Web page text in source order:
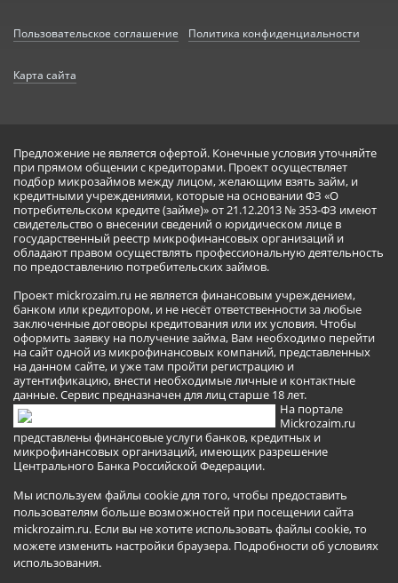
Пользовательское соглашение Политика конфиденциальности
Карта сайта
Предложение не является офертой. Конечные условия уточняйте
при прямом общении с кредиторами. Проект осуществляет
подбор микрозаймов между лицом, желающим взять займ, и
кредитными учреждениями, которые на основании ФЗ «О
потребительском кредите (займе)» от 21.12.2013 № 353-ФЗ имеют
свидетельство о внесении сведений о юридическом лице в
государственный реестр микрофинансовых организаций и
обладают правом осуществлять профессиональную деятельность
по предоставлению потребительских займов.
Проект mickrozaim.ru не является финансовым учреждением,
банком или кредитором, и не несёт ответственности за любые
заключенные договоры кредитования или их условия. Чтобы
оформить заявку на получение займа, Вам необходимо перейти
на сайт одной из микрофинансовых компаний, представленных
на данном сайте, и уже там пройти регистрацию и
аутентификацию, внести необходимые личные и контактные
данные. Сервис предназначен для лиц старше 18 лет.
На портале
Mickrozaim.ru
представлены финансовые услуги банков, кредитных и
микрофинансовых организаций, имеющих разрешение
Центрального Банка Российской Федерации.
Мы используем файлы cookie для того, чтобы предоставить
пользователям больше возможностей при посещении сайта
mickrozaim.ru. Если вы не хотите использовать файлы cookie, то
можете изменить настройки браузера. Подробности об условиях
использования.